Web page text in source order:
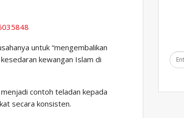
untuk “mengembalikan
kewangan Islam di
contoh teladan kepada
secara konsisten.